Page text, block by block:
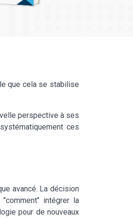
que cela se stabilise
perspective à ses
ces
avancé. La décision
intégrer la
pour de nouveaux